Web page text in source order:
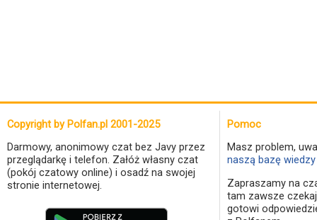
Copyright by Polfan.pl 2001-2025
Darmowy, anonimowy czat bez Javy przez
przeglądarkę i telefon. Załóż własny czat
(pokój czatowy online) i osadź na swojej
stronie internetowej.
Pomoc
Masz problem,
naszą bazę
Zapraszamy na
tam zawsze
gotowi